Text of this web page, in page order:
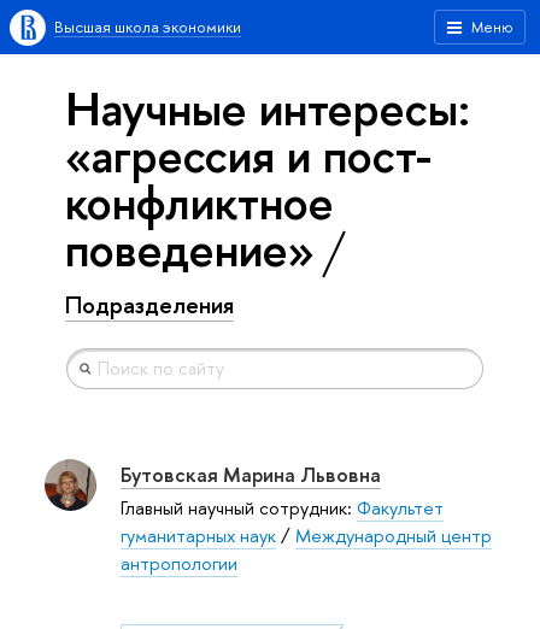
Меню
Высшая школа экономики
Научные интересы:
«агрессия и пост-
конфликтное
поведение»
Подразделения
Бутовская Марина Львовна
Главный научный сотрудник: Факультет
гуманитарных наук/Международный центр
антропологии